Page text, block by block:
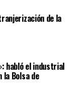
de la
habló el industrial
la Bolsa de